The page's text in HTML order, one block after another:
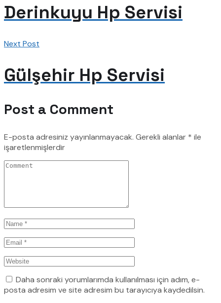
Derinkuyu Hp Servisi
Next Post
Gülşehir Hp Servisi
Post a Comment
E-posta adresiniz yayınlanmayacak. Gerekli alanlar * ile
işaretlenmişlerdir
Daha sonraki yorumlarımda kullanılması için adım, e-
posta adresim ve site adresim bu tarayıcıya kaydedilsin.